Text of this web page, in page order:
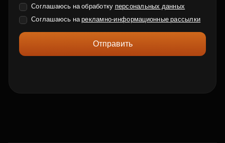
Соглашаюсь на обработку персональных данных
Соглашаюсь нарекламно-информационные рассылки
Отправить